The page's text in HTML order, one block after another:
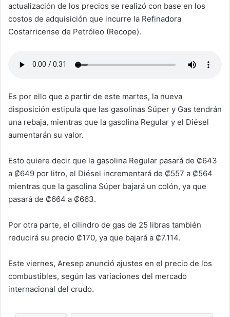
actualización de los precios se realizó con base en los
costos de adquisición que incurre la Refinadora
Costarricense de Petróleo (Recope).
Es por ello que a partir de este martes, la nueva
disposición estipula que las gasolinas Súper y Gas tendrán
una rebaja, mientras que la gasolina Regular y el Diésel
aumentarán su valor.
Esto quiere decir que la gasolina Regular pasará de ₡643
a ₡649 por litro, el Diésel incrementará de ₡557 a ₡564
mientras que la gasolina Súper bajará un colón, ya que
pasará de ₡664 a ₡663.
Por otra parte, el cilindro de gas de 25 libras también
reducirá su precio ₡170, ya que bajará a ₡7.114.
Este viernes, Aresep anunció ajustes en el precio de los
combustibles, según las variaciones del mercado
internacional del crudo.